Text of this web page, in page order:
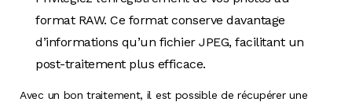
format RAW. Ce format conserve davantage
d’informations qu’un fichier JPEG, facilitant un
post-traitement plus efficace.
Avec un bon traitement, il est possible de récupérer une